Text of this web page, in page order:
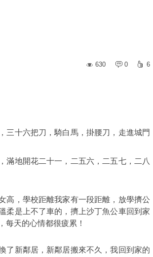
630
0 6
三十六把刀，騎白馬，掛腰刀，走進城門
滿地開花二十一，二五六，二五七，二八
高，學校距離我家有一段距離，放學擠公
柔是上不了車的，擠上沙丁魚公車回到家
每天的心情都很疲累！
了新鄰居，新鄰居搬來不久，我回到家的